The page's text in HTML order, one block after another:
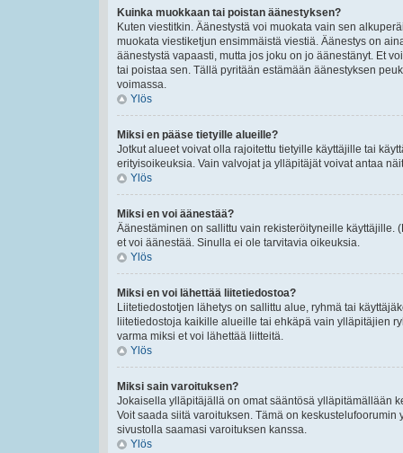
Kuinka muokkaan tai poistan äänestyksen?
Kuten viestitkin. Äänestystä voi muokata vain sen
muokata viestiketjun ensimmäistä viestiä. Äänestys on
äänestystä vapaasti, mutta jos joku on jo äänestänyt. Et
tai poistaa sen. Tällä pyritään estämään äänestyksen
voimassa.
Ylös
Miksi en pääse tietyille alueille?
Jotkut alueet voivat olla rajoitettu tietyille käyttäjille tai
erityisoikeuksia. Vain valvojat ja ylläpitäjät voivat antaa
Ylös
Miksi en voi äänestää?
Äänestäminen on sallittu vain rekisteröityneille käyttäjille.
et voi äänestää. Sinulla ei ole tarvitavia oikeuksia.
Ylös
Miksi en voi lähettää liitetiedostoa?
Liitetiedostotjen lähetys on sallittu alue, ryhmä tai
liitetiedostoja kaikille alueille tai ehkäpä vain ylläpitäjien
varma miksi et voi lähettää liitteitä.
Ylös
Miksi sain varoituksen?
Jokaisella ylläpitäjällä on omat sääntösä ylläpitämällään
Voit saada siitä varoituksen. Tämä on
sivustolla saamasi varoituksen kanssa.
Ylös